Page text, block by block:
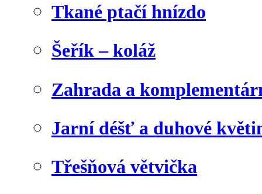
Tkané ptačí hnízdo
Šeřík – koláž
Zahrada a
Jarní déšť a duhové
Třešňová větvička